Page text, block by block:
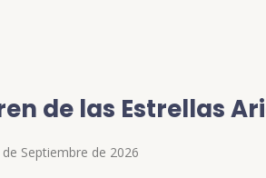
de las Estrellas
de Septiembre de 2026